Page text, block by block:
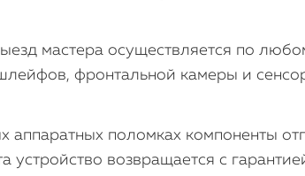
мастера осуществляется по
фронтальной камеры и
аппаратных поломках компоненты
устройство возвращается с